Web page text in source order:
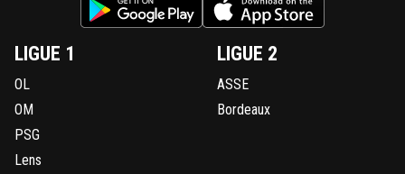
LIGUE 1
OL
OM
PSG
Lens
LIGUE 2
ASSE
Bordeaux